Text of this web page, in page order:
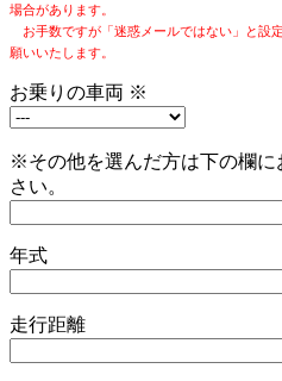
場合があります。
お手数ですが「迷惑メールではない」と設
願いいたします。
お乗りの車両 ※
※その他を選んだ方は下の欄
さい。
年式
走行距離